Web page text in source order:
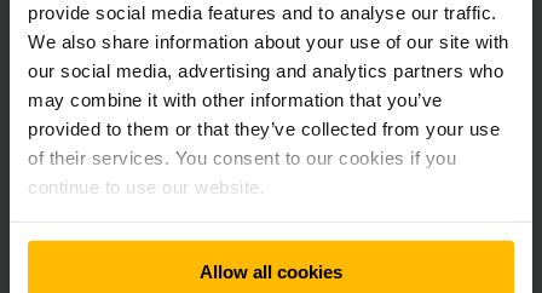
provide social media features and to analyse our traffic.
We also share information about your use of our site with
our social media, advertising and analytics partners who
may combine it with other information that you’ve
provided to them or that they’ve collected from your use
of their services. You consent to our cookies if you
continue to use our website.
Allow all cookies
Téléphone :
+33-80 910 27 03
CONTACTEZ-NOUS